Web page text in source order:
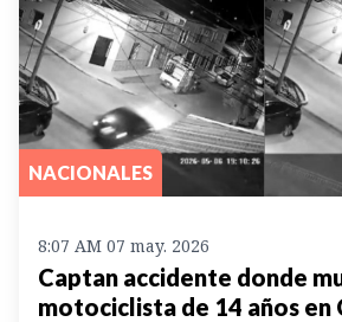
NACIONALES
8:07 AM 07 may. 2026
Captan accidente donde
motociclista de 14 años en